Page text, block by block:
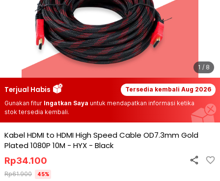
1 / 8
Terjual Habis Tersedia kembali Aug 2026
Gunakan fitur Ingatkan Saya untuk mendapatkan informasi ketika
stok tersedia kembali.
Kabel HDMI to HDMI High Speed Cable OD7.3mm Gold
Plated 1080P 10M - HYX - Black
Rp34.100
Rp61.900 45%